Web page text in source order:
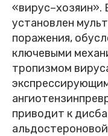
«вирус–хозяин».
установлен
поражения,
ключевыми
тропизмом
приводит к